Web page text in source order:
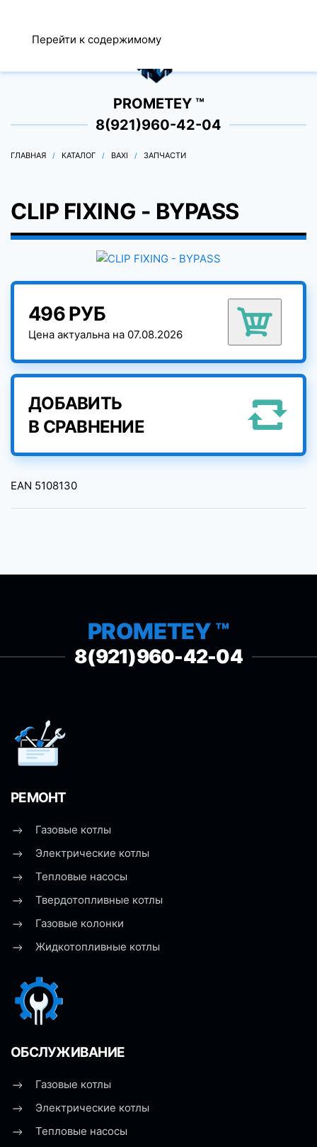
Перейти к содержимому
0
PROMETEY ™
8(921)960-42-04
ГЛАВНАЯ КАТАЛОГ BAXI ЗАПЧАСТИ
CLIP FIXING - BYPASS
496 РУБ
Цена актуальна на 07.08.2026
ДОБАВИТЬ
В СРАВНЕНИЕ
EAN 5108130
PROMETEY ™
8(921)960-42-04
РЕМОНТ
Газовые котлы
Электрические котлы
Тепловые насосы
Твердотопливные котлы
Газовые колонки
Жидкотопливные котлы
ОБСЛУЖИВАНИЕ
Газовые котлы
Электрические котлы
Тепловые насосы